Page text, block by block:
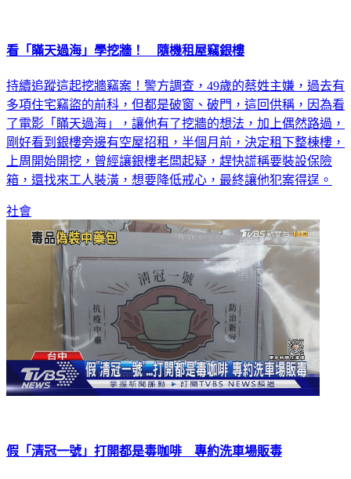
看「瞞天過海」學挖牆！ 隨機租屋竊銀樓
持續追蹤這起挖牆竊案！警方調查，49歲的蔡姓主嫌，過去有
多項住宅竊盜的前科，但都是破窗、破門，這回供稱，因為看
了電影「瞞天過海」，讓他有了挖牆的想法，加上偶然路過，
剛好看到銀樓旁邊有空屋招租，半個月前，決定租下整棟樓，
上周開始開挖，曾經讓銀樓老闆起疑，趕快謊稱要裝設保險
箱，還找來工人裝潢，想要降低戒心，最終讓他犯案得逞。
社會
假「清冠一號」打開都是毒咖啡 專約洗車場販毒